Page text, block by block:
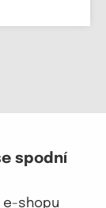
spodní
e-shopu